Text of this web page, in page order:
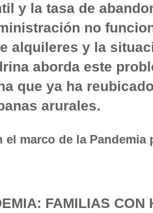
y la tasa de
no
alquileres y la
aborda este
que ya ha
arurales.
el marco de la Pandemia
FAMILIAS CON